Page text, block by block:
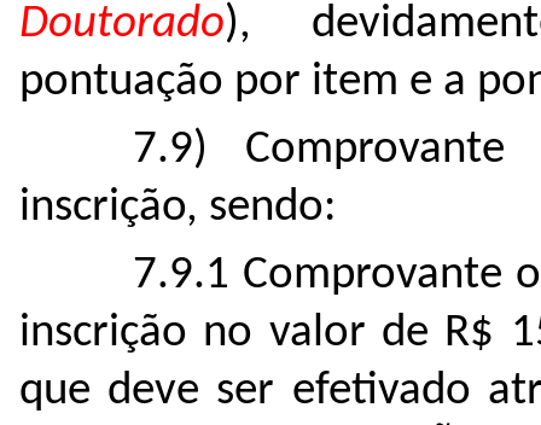
Doutorado),
pontuação por item e a
7.9)
inscrição, sendo:
7.9.1 Comprovante
inscrição no valor de R$
que deve ser efetivado